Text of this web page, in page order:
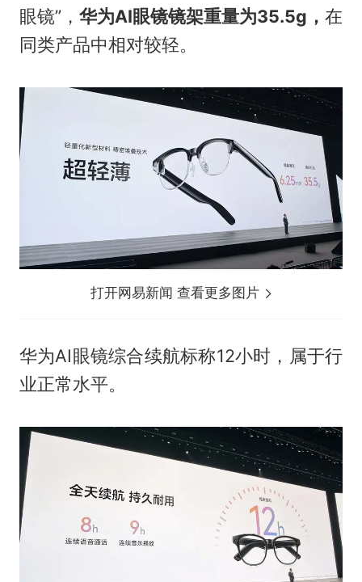
眼镜”， 华为AI眼镜镜架重量为35.5g，在
同类产品中相对较轻。
打开网易新闻 查看更多图片
华为AI眼镜综合续航标称12小时，属于行
业正常水平。